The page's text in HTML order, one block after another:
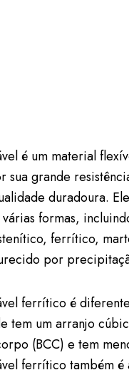
é um material
sua grande
duradoura.
formas,
ferrítico,
por
ferrítico é
tem um arranjo
(BCC) e tem
ferrítico também é